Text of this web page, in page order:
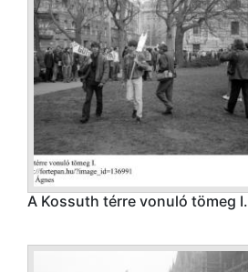
A Kossuth térre vonuló tömeg I.